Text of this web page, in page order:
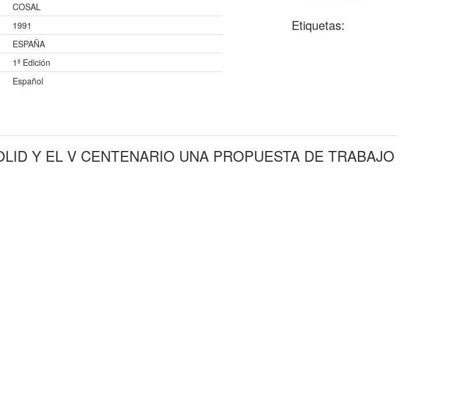
COSAL
1991
ESPAÑA
1ª Edición
Español
Etiquetas:
Y EL V CENTENARIO UNA PROPUESTA DE TRABAJO